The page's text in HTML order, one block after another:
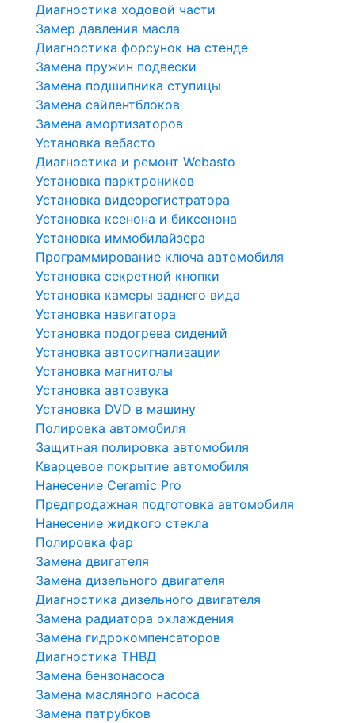
Диагностика ходовой части
Замер давления масла
Диагностика форсунок на стенде
Замена пружин подвески
Замена подшипника ступицы
Замена сайлентблоков
Замена амортизаторов
Установка вебасто
Диагностика и ремонт Webasto
Установка парктроников
Установка видеорегистратора
Установка ксенона и биксенона
Установка иммобилайзера
Программирование ключа автомобиля
Установка секретной кнопки
Установка камеры заднего вида
Установка навигатора
Установка подогрева сидений
Установка автосигнализации
Установка магнитолы
Установка автозвука
Установка DVD в машину
Полировка автомобиля
Защитная полировка автомобиля
Кварцевое покрытие автомобиля
Нанесение Ceramic Pro
Предпродажная подготовка автомобиля
Нанесение жидкого стекла
Полировка фар
Замена двигателя
Замена дизельного двигателя
Диагностика дизельного двигателя
Замена радиатора охлаждения
Замена гидрокомпенсаторов
Диагностика ТНВД
Замена бензонасоса
Замена масляного насоса
Замена патрубков